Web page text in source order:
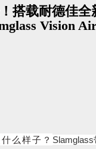
搭载耐德佳
Vision
么样子？ Slamglass